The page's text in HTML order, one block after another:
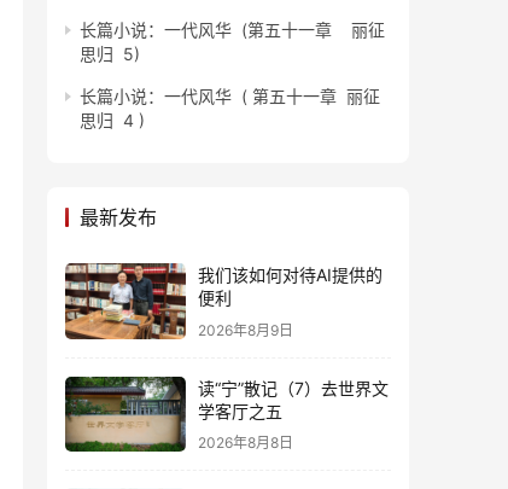
长篇小说：一代风华 (第五十一章 丽征
思归 5)
长篇小说：一代风华 ( 第五十一章 丽征
思归 4 )
最新发布
我们该如何对待AI提供的
便利
2026年8月9日
读“宁”散记（7）去世界文
学客厅之五
2026年8月8日